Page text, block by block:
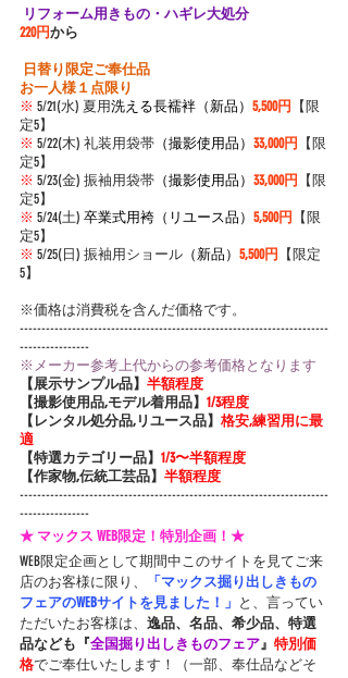
リフォーム用きもの・ハギレ大処分
220円から
日替り限定ご奉仕品
お一人様１点限り
※ 5/21(水) 夏用洗える長襦袢（新品） 5,500円 【限
定5】
※ 5/22(木) 礼装用袋帯 （撮影使用品） 33,000円 【限
定5】
※ 5/23(金) 振袖用袋帯 （撮影使用品） 33,000円 【限
定5】
※ 5/24(土) 卒業式用袴（リユース品） 5,500円 【限
定5】
※ 5/25(日) 振袖用ショール （新品） 5,500円 【限定
5】
※価格は消費税を含んだ価格です。
-----------------------------------------------------------------------
----------------
※メーカー参考上代からの参考価格となります
【展示サンプル品】 半額程度
【撮影使用品,モデル着用品】 1/3程度
【レンタル処分品,リユース品】 格安,練習用に最
適
【特選カテゴリー品】 1/3〜半額程度
【作家物,伝統工芸品】 半額程度
-----------------------------------------------------------------------
----------------
★ マックス WEB限定！特別企画！★
WEB限定企画として期間中このサイトを見てご来
店のお客様に限り、
「マックス掘り出しきもの
フェアのWEBサイトを見ました！」 と、言ってい
ただいたお客様は、 逸品、名品、希少品、特選
品なども『全国掘り出しきものフェア 』 特別価
格でご奉仕いたします！（一部、奉仕品などそ